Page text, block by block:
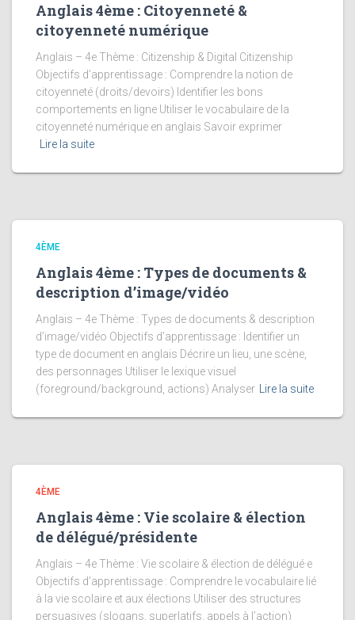
Anglais 4ème : Citoyenneté &
citoyenneté numérique
Anglais – 4e Thème : Citizenship & Digital Citizenship
Objectifs d’apprentissage : Comprendre la notion de
citoyenneté (droits/devoirs) Identifier les bons
comportements en ligne Utiliser le vocabulaire de la
citoyenneté numérique en anglais Savoir exprimer
Lire la suite
4ÈME
Anglais 4ème : Types de documents &
description d’image/vidéo
Anglais – 4e Thème : Types de documents & description
d’image/vidéo Objectifs d’apprentissage : Identifier un
type de document en anglais Décrire un lieu, une scène,
des personnages Utiliser le lexique visuel
(foreground/background, actions) Analyser Lire la suite
4ÈME
Anglais 4ème : Vie scolaire & élection
de délégué/présidente
Anglais – 4e Thème : Vie scolaire & élection de délégué·e
Objectifs d’apprentissage : Comprendre le vocabulaire lié
à la vie scolaire et aux élections Utiliser des structures
persuasives (slogans, superlatifs, appels à l’action)